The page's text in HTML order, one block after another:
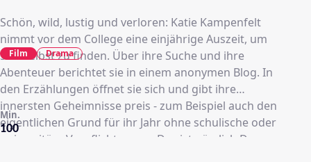
Schön, wild, lustig und verloren: Katie Kampenfelt
nimmt vor dem College eine einjährige Auszeit, um
sich selbst zu finden. Über ihre Suche und ihre
Abenteuer berichtet sie in einem anonymen Blog. In
den Erzählungen öffnet sie sich und gibt ihre
innersten Geheimnisse preis - zum Beispiel auch den
eigentlichen Grund für ihr Jahr ohne schulische oder
universitäre Verpflichtungen: Das ist nämlich Dan
100
Min.
Film Drama